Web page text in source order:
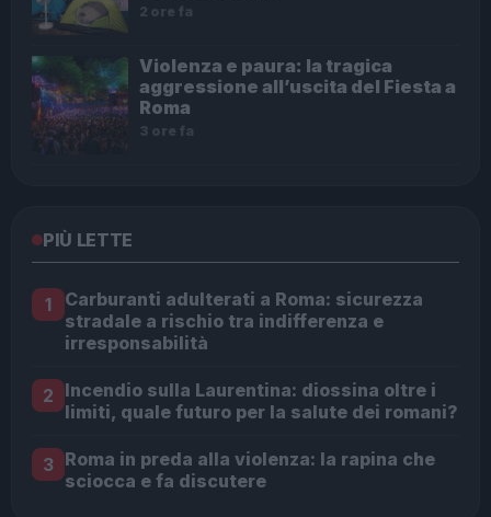
2 ore fa
Violenza e paura: la tragica
aggressione all’uscita del Fiesta a
Roma
3 ore fa
PIÙ LETTE
1
Carburanti adulterati a Roma: sicurezza
stradale a rischio tra indifferenza e
irresponsabilità
2 Incendio sulla Laurentina: diossina oltre i
limiti, quale futuro per la salute dei romani?
3 Roma in preda alla violenza: la rapina che
sciocca e fa discutere